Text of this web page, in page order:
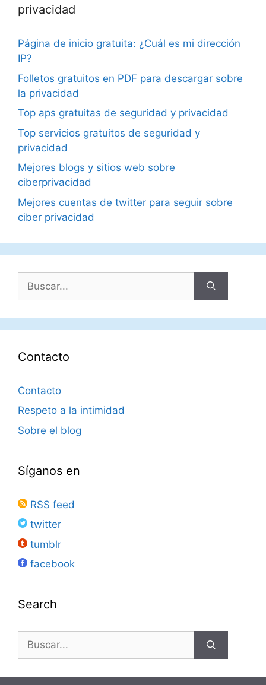
privacidad
Página de inicio gratuita: ¿Cuál es mi dirección
IP?
Folletos gratuitos en PDF para descargar sobre
la privacidad
Top aps gratuitas de seguridad y privacidad
Top servicios gratuitos de seguridad y
privacidad
Mejores blogs y sitios web sobre
ciberprivacidad
Mejores cuentas de twitter para seguir sobre
ciber privacidad
Contacto
Contacto
Respeto a la intimidad
Sobre el blog
Síganos en
RSS feed
twitter
tumblr
facebook
Search
Buscar: